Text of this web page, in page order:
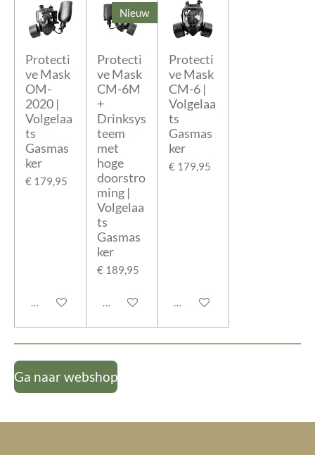
Protecti
ve Mask
OM-
2020 |
Volgelaa
ts
Gasmas
ker
€ 179,95
In winkelwagen
Nieuw
Protecti
ve Mask
CM-6M
+
Drinksys
teem
met
hoge
doorstro
ming |
Volgelaa
ts
Gasmas
ker
€ 189,95
In winkelwagen
Protecti
ve Mask
CM-6 |
Volgelaa
ts
Gasmas
ker
€ 179,95
In winkelwagen
Ga naar webshop